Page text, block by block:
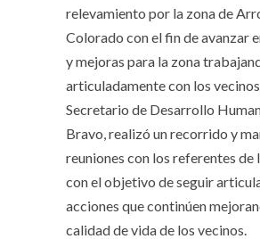
relevamiento por la zona de
Colorado con el fin de avanzar
y mejoras para la zona
articuladamente con los
Secretario de Desarrollo
Bravo, realizó un recorrido y
reuniones con los referentes de
con el objetivo de seguir
acciones que continúen
calidad de vida de los vecinos.